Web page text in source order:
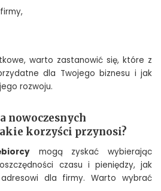
warto zastanowić się, które z
dla Twojego biznesu i jak
rozwoju.
nowoczesnych
korzyści przynosi?
mogą zyskać wybierając
czasu i pieniędzy, jak
dla firmy. Warto wybrać